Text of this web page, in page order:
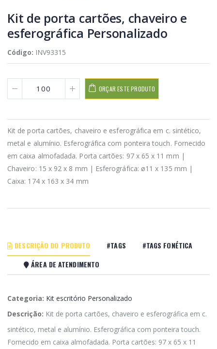
Kit de porta cartões, chaveiro e
esferográfica Personalizado
Código: INV93315
ORÇAR ESTE PRODUTO
Kit de porta cartões, chaveiro e esferográfica em c. sintético,
metal e alumínio. Esferográfica com ponteira touch. Fornecido
em caixa almofadada. Porta cartões: 97 x 65 x 11 mm |
Chaveiro: 15 x 92 x 8 mm | Esferográfica: ø11 x 135 mm |
Caixa: 174 x 163 x 34 mm
DESCRIÇÃO DO PRODUTO #TAGS
#TAGS FONÉTICA
ÁREA DE ATENDIMENTO
Categoria: Kit escritório Personalizado
Descrição: Kit de porta cartões, chaveiro e esferográfica em c.
sintético, metal e alumínio. Esferográfica com ponteira touch.
Fornecido em caixa almofadada. Porta cartões: 97 x 65 x 11